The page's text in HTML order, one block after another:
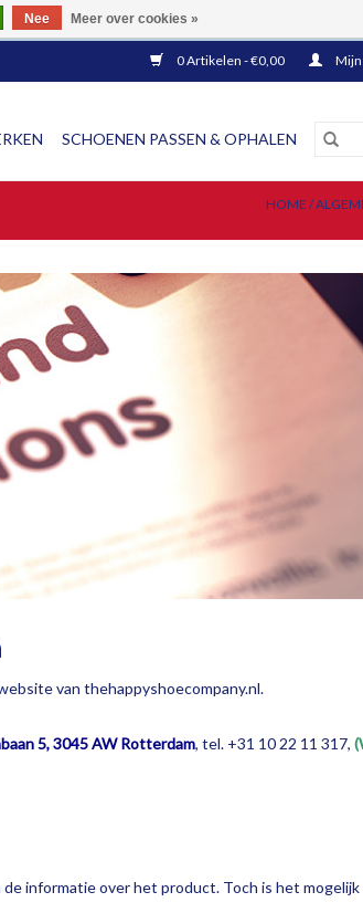
0 Artikelen - €0,00 Mijn
SCHOENEN PASSEN & OPHALEN
HOME /
van thehappyshoecompany.nl.
5, 3045 AW Rotterdam, tel. +31 10 22 11 317,
informatie over het product. Toch is het
Nee Meer over cookies »
SCHOENEN BINNEN NEDERLAND!